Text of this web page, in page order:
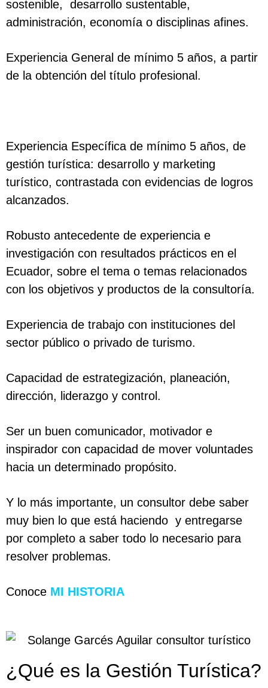
sostenible, desarrollo sustentable,
administración, economía o disciplinas afines.
Experiencia General de mínimo 5 años, a partir
de la obtención del título profesional.
Experiencia Específica de mínimo 5 años, de
gestión turística: desarrollo y marketing
turístico, contrastada con evidencias de logros
alcanzados.
Robusto antecedente de experiencia e
investigación con resultados prácticos en el
Ecuador, sobre el tema o temas relacionados
con los objetivos y productos de la consultoría.
Experiencia de trabajo con instituciones del
sector público o privado de turismo.
Capacidad de estrategización, planeación,
dirección, liderazgo y control.
Ser un buen comunicador, motivador e
inspirador con capacidad de mover voluntades
hacia un determinado propósito.
Y lo más importante, un consultor debe saber
muy bien lo que está haciendo y entregarse
por completo a saber todo lo necesario para
resolver problemas.
Conoce MI HISTORIA
¿Qué es la Gestión Turística?